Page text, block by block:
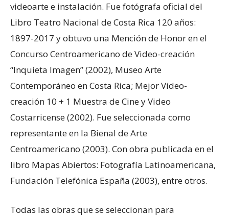
videoarte e instalación. Fue fotógrafa oficial del
Libro Teatro Nacional de Costa Rica 120 años:
1897-2017 y obtuvo una Mención de Honor en el
Concurso Centroamericano de Video-creación
“Inquieta Imagen” (2002), Museo Arte
Contemporáneo en Costa Rica; Mejor Video-
creación 10 + 1 Muestra de Cine y Video
Costarricense (2002). Fue seleccionada como
representante en la Bienal de Arte
Centroamericano (2003). Con obra publicada en el
libro Mapas Abiertos: Fotografía Latinoamericana,
Fundación Telefónica España (2003), entre otros.
Todas las obras que se seleccionan para